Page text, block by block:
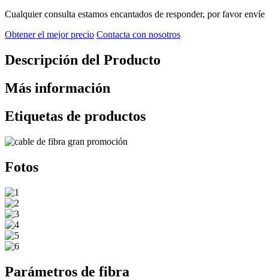
Cualquier consulta estamos encantados de responder, por favor
Obtener el mejor precio Contacta con nosotros
Descripción del Producto
Más información
Etiquetas de productos
Fotos
Parámetros de fibra